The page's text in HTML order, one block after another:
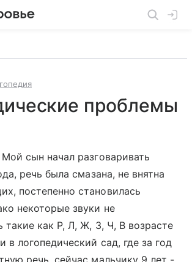
проблемы
сын начал разговаривать
речь была смазана, не внятна
постепенно становилась
некоторые звуки не
такие как Р, Л, Ж, З, Ч, В возрасте
в логопедический сад, где за год
речь. сейчас мальчику 9 лет -